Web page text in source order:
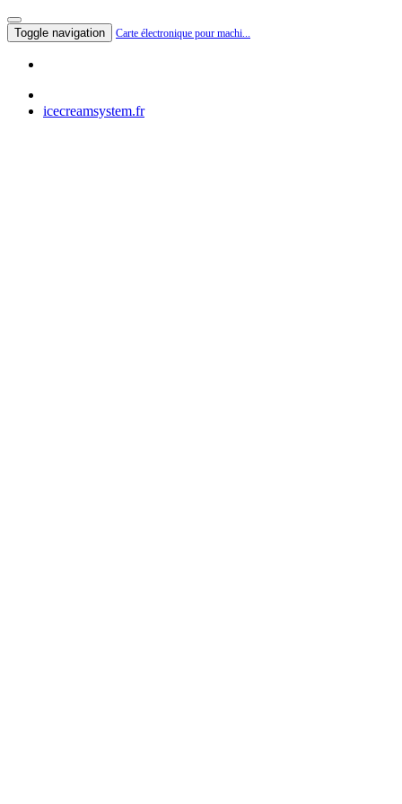
Toggle navigation Carte électronique pour machi...
icecreamsystem.fr